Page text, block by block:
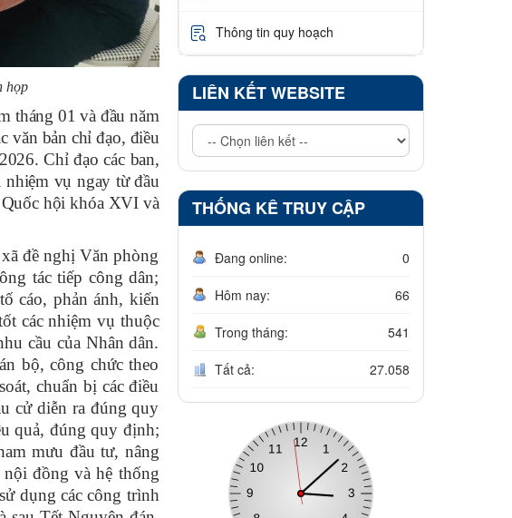
họp
tháng 01 và đầu năm
văn bản chỉ đạo, điều
Chỉ đạo các ban,
nhiệm vụ ngay từ đầu
hội khóa XVI và
đề nghị Văn phòng
tác tiếp công dân;
cáo, phản ánh, kiến
các nhiệm vụ thuộc
cầu của Nhân dân.
bộ, công chức theo
chuẩn bị các điều
cử diễn ra đúng quy
quả, đúng quy định;
mưu đầu tư, nâng
đồng và hệ thống
dụng các công trình
Thông tin quy hoạch
LIÊN KẾT WEBSITE
THỐNG KÊ TRUY CẬP
Đang online: 0
Hôm nay: 66
Trong tháng: 541
Tất cả: 27.058